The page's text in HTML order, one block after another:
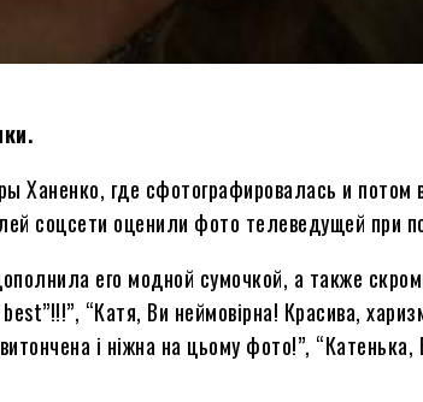
Ханенко, где сфотографировалась и потом
соцсети оценили фото телеведущей при
его модной сумочкой, а также
“Катя, Ви неймовірна! Красива,
і ніжна на цьому фото!”,